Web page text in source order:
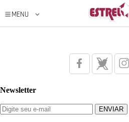
Newsletter